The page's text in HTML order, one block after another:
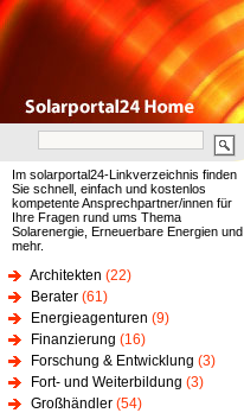
Im solarportal24-Linkverzeichnis finden
Sie schnell, einfach und kostenlos
kompetente Ansprechpartner/innen für
Ihre Fragen rund ums Thema
Solarenergie, Erneuerbare Energien und
mehr.
Architekten (22)
Berater (61)
Energieagenturen (9)
Finanzierung (16)
Forschung & Entwicklung (3)
Fort- und Weiterbildung (3)
Großhändler (54)